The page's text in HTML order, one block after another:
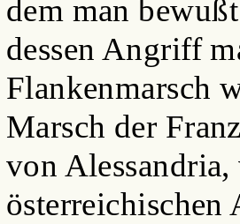
dem man
dessen Angriff
Flankenmarsch
Marsch der
von
österreichischen